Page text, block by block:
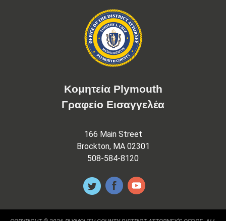
Κομητεία Plymouth
Γραφείο Εισαγγελέα
166 Main Street
Brockton, MA 02301
508-584-8120